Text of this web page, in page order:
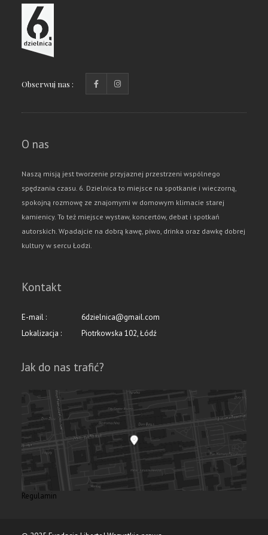
Obserwuj nas :
O nas
Naszą misją jest tworzenie przyjaznej przestrzeni wspólnego
spędzania czasu. 6. Dzielnica to miejsce na spotkanie i wieczorną,
spokojną rozmowę ze znajomymi w domowym klimacie starej
kamienicy. To też miejsce wystaw, koncertów, debat i spotkań
autorskich. Wpadajcie na dobrą kawę, piwo, drinka oraz dawkę dobrej
kultury w sercu Łodzi.
Kontakt
E-mail :
6dzielnica@gmail.com
Lokalizacja :
Piotrkowska 102, Łódź
Jak do nas trafić?
Regulamin